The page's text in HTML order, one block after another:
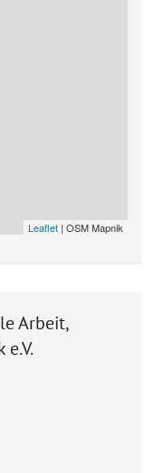
Leaflet | OSM Mapnik
Arbeit,